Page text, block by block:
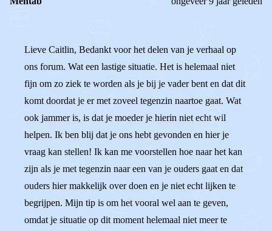
Lieve Caitlin, Bedankt voor het delen van je verhaal op
ons forum. Wat een lastige situatie. Het is helemaal niet
fijn om zo ziek te worden als je bij je vader bent en dat dit
komt doordat je er met zoveel tegenzin naartoe gaat. Wat
ook jammer is, is dat je moeder je hierin niet echt wil
helpen. Ik ben blij dat je ons hebt gevonden en hier je
vraag kan stellen! Ik kan me voorstellen hoe naar het kan
zijn als je met tegenzin naar een van je ouders gaat en dat
ouders hier makkelijk over doen en je niet echt lijken te
begrijpen. Mijn tip is om het vooral wel aan te geven,
omdat je situatie op dit moment helemaal niet meer te